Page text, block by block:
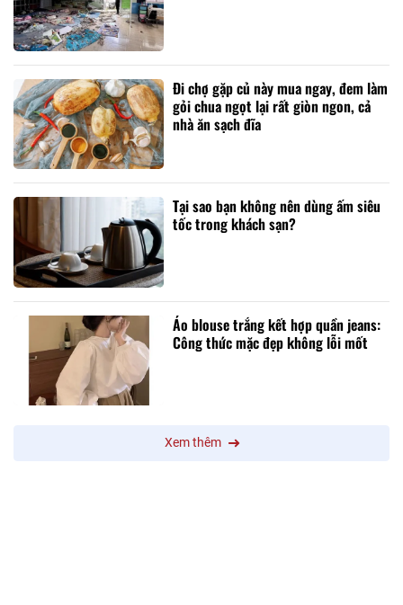
Đi chợ gặp củ này mua ngay, đem làm
gỏi chua ngọt lại rất giòn ngon, cả
nhà ăn sạch đĩa
Tại sao bạn không nên dùng ấm siêu
tốc trong khách sạn?
Áo blouse trắng kết hợp quần jeans:
Công thức mặc đẹp không lỗi mốt
Xem thêm